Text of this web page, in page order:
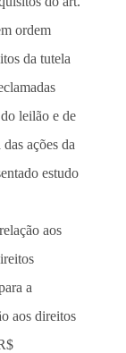
ordem
da tutela
leilão e de
ações da
estudo
aos
a
aos direitos